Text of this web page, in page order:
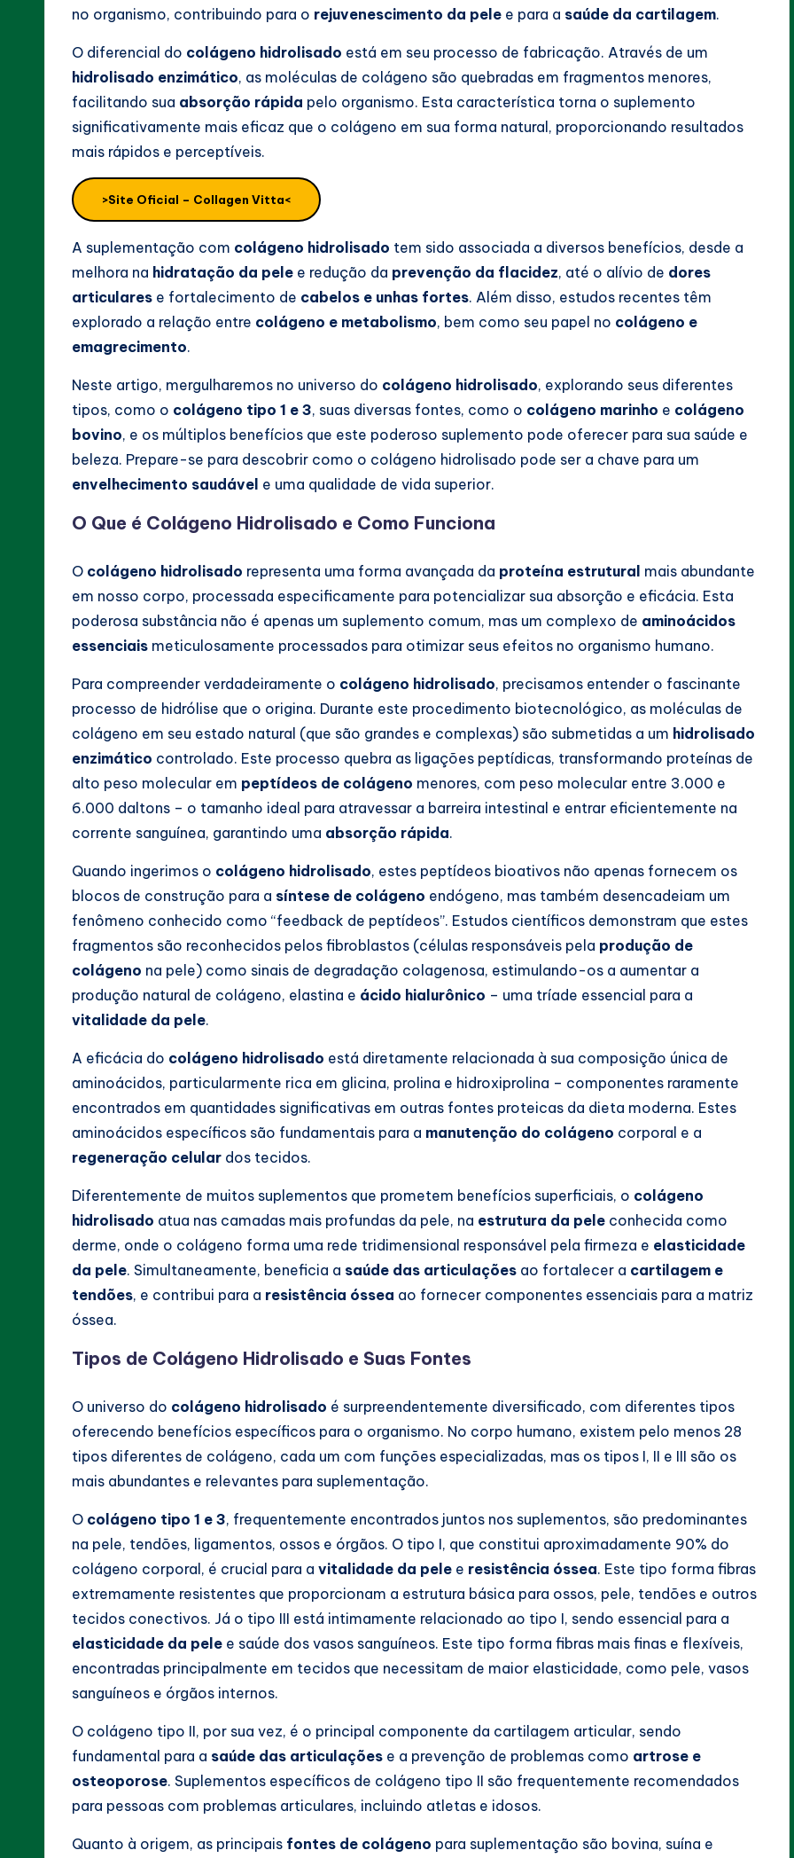
no organismo, contribuindo para o rejuvenescimento da pele e para a saúde da cartilagem.
O diferencial do colágeno hidrolisado está em seu processo de fabricação. Através de um
hidrolisado enzimático, as moléculas de colágeno são quebradas em fragmentos menores,
facilitando sua absorção rápida pelo organismo. Esta característica torna o suplemento
significativamente mais eficaz que o colágeno em sua forma natural, proporcionando resultados
mais rápidos e perceptíveis.
>Site Oficial – Collagen Vitta<
A suplementação com colágeno hidrolisado tem sido associada a diversos benefícios, desde a
melhora na hidratação da pele e redução da prevenção da flacidez, até o alívio de dores
articulares e fortalecimento de cabelos e unhas fortes. Além disso, estudos recentes têm
explorado a relação entre colágeno e metabolismo, bem como seu papel no colágeno e
emagrecimento.
Neste artigo, mergulharemos no universo do colágeno hidrolisado, explorando seus diferentes
tipos, como o colágeno tipo 1 e 3, suas diversas fontes, como o colágeno marinho e colágeno
bovino, e os múltiplos benefícios que este poderoso suplemento pode oferecer para sua saúde e
beleza. Prepare-se para descobrir como o colágeno hidrolisado pode ser a chave para um
envelhecimento saudável e uma qualidade de vida superior.
O Que é Colágeno Hidrolisado e Como Funciona
O colágeno hidrolisado representa uma forma avançada da proteína estrutural mais abundante
em nosso corpo, processada especificamente para potencializar sua absorção e eficácia. Esta
poderosa substância não é apenas um suplemento comum, mas um complexo de aminoácidos
essenciais meticulosamente processados para otimizar seus efeitos no organismo humano.
Para compreender verdadeiramente o colágeno hidrolisado, precisamos entender o fascinante
processo de hidrólise que o origina. Durante este procedimento biotecnológico, as moléculas de
colágeno em seu estado natural (que são grandes e complexas) são submetidas a um hidrolisado
enzimático controlado. Este processo quebra as ligações peptídicas, transformando proteínas de
alto peso molecular em peptídeos de colágeno menores, com peso molecular entre 3.000 e
6.000 daltons – o tamanho ideal para atravessar a barreira intestinal e entrar eficientemente na
corrente sanguínea, garantindo uma absorção rápida.
Quando ingerimos o colágeno hidrolisado, estes peptídeos bioativos não apenas fornecem os
blocos de construção para a síntese de colágeno endógeno, mas também desencadeiam um
fenômeno conhecido como “feedback de peptídeos”. Estudos científicos demonstram que estes
fragmentos são reconhecidos pelos fibroblastos (células responsáveis pela produção de
colágeno na pele) como sinais de degradação colagenosa, estimulando-os a aumentar a
produção natural de colágeno, elastina e ácido hialurônico – uma tríade essencial para a
vitalidade da pele.
A eficácia do colágeno hidrolisado está diretamente relacionada à sua composição única de
aminoácidos, particularmente rica em glicina, prolina e hidroxiprolina – componentes raramente
encontrados em quantidades significativas em outras fontes proteicas da dieta moderna. Estes
aminoácidos específicos são fundamentais para a manutenção do colágeno corporal e a
regeneração celular dos tecidos.
Diferentemente de muitos suplementos que prometem benefícios superficiais, o colágeno
hidrolisado atua nas camadas mais profundas da pele, na estrutura da pele conhecida como
derme, onde o colágeno forma uma rede tridimensional responsável pela firmeza e elasticidade
da pele. Simultaneamente, beneficia a saúde das articulações ao fortalecer a cartilagem e
tendões, e contribui para a resistência óssea ao fornecer componentes essenciais para a matriz
óssea.
Tipos de Colágeno Hidrolisado e Suas Fontes
O universo do colágeno hidrolisado é surpreendentemente diversificado, com diferentes tipos
oferecendo benefícios específicos para o organismo. No corpo humano, existem pelo menos 28
tipos diferentes de colágeno, cada um com funções especializadas, mas os tipos I, II e III são os
mais abundantes e relevantes para suplementação.
O colágeno tipo 1 e 3, frequentemente encontrados juntos nos suplementos, são predominantes
na pele, tendões, ligamentos, ossos e órgãos. O tipo I, que constitui aproximadamente 90% do
colágeno corporal, é crucial para a vitalidade da pele e resistência óssea. Este tipo forma fibras
extremamente resistentes que proporcionam a estrutura básica para ossos, pele, tendões e outros
tecidos conectivos. Já o tipo III está intimamente relacionado ao tipo I, sendo essencial para a
elasticidade da pele e saúde dos vasos sanguíneos. Este tipo forma fibras mais finas e flexíveis,
encontradas principalmente em tecidos que necessitam de maior elasticidade, como pele, vasos
sanguíneos e órgãos internos.
O colágeno tipo II, por sua vez, é o principal componente da cartilagem articular, sendo
fundamental para a saúde das articulações e a prevenção de problemas como artrose e
osteoporose. Suplementos específicos de colágeno tipo II são frequentemente recomendados
para pessoas com problemas articulares, incluindo atletas e idosos.
Quanto à origem, as principais fontes de colágeno para suplementação são bovina, suína e